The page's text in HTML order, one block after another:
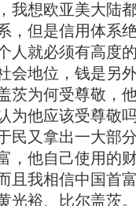
我想欧亚美大陆
，但是信用体系
人就必须有高度
会地位，钱是另
茨为何受尊敬，
为他应该受尊敬
民又拿出一大部
，他自己使用的
且我相信中国首
光裕、比尔盖茨